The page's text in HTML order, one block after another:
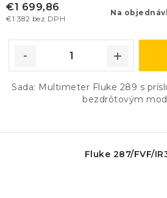
Na
€1 382 bez DPH
€1 699,86
Sada: Multimeter Fluke 289 s
bezdrôtovým
Fluke 287/FVF/